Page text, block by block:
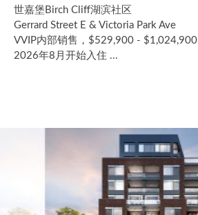
世嘉堡Birch Cliff湖滨社区
Gerrard Street E & Victoria Park Ave
VVIP内部销售，$529,900 - $1,024,900
2026年8月开始入住 ...